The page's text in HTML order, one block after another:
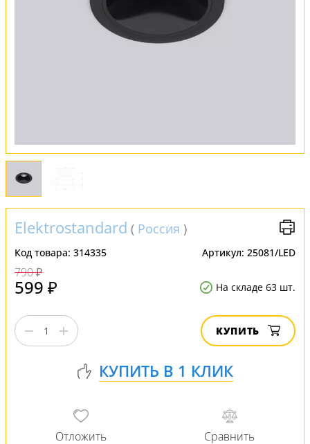
Установка
Elektrostandard ( Россия )
Код товара: 314335 Артикул: 25081/LED
790 ₽
599 ₽ На складе 63 шт.
КУПИТЬ